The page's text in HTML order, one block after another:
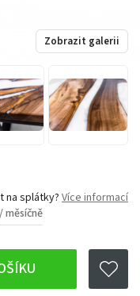
na splátky? Více informací
měsíčně
Zobrazit galerii